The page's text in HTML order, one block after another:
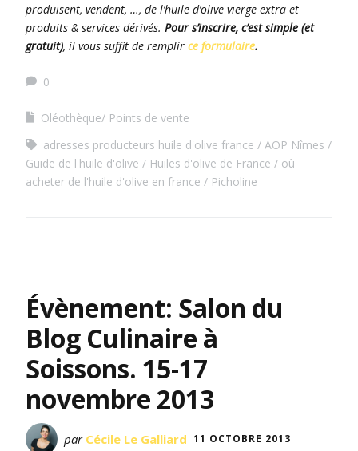
produisent, vendent, …, de l’huile d’olive vierge extra et
produits & services dérivés. Pour s’inscrire, c’est simple (et
gratuit), il vous suffit de remplir ce formulaire.
0
Oléothèque/ Points de vente
adresses producteurs huile d'olive france
AOP Nîmes
Guide de l'huile d'olive
Huiles d'olive de France
où
acheter de l'huile d'olive en france
Picholine
Évènement: Salon du
Blog Culinaire à
Soissons. 15-17
novembre 2013
par Cécile Le Galliard 11 OCTOBRE 2013